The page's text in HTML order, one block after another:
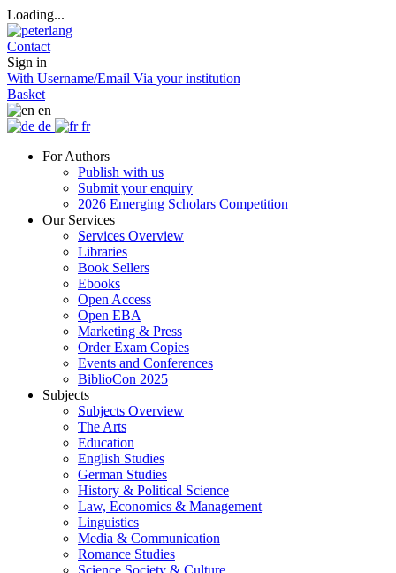
Loading...
Contact
Sign in
With Username/Email Via your institution
Basket
en
de
fr
For Authors
Publish with us
Submit your enquiry
2026 Emerging Scholars Competition
Our Services
Services Overview
Libraries
Book Sellers
Ebooks
Open Access
Open EBA
Marketing & Press
Order Exam Copies
Events and Conferences
BiblioCon 2025
Subjects
Subjects Overview
The Arts
Education
English Studies
German Studies
History & Political Science
Law, Economics & Management
Linguistics
Media & Communication
Romance Studies
Science Society & Culture